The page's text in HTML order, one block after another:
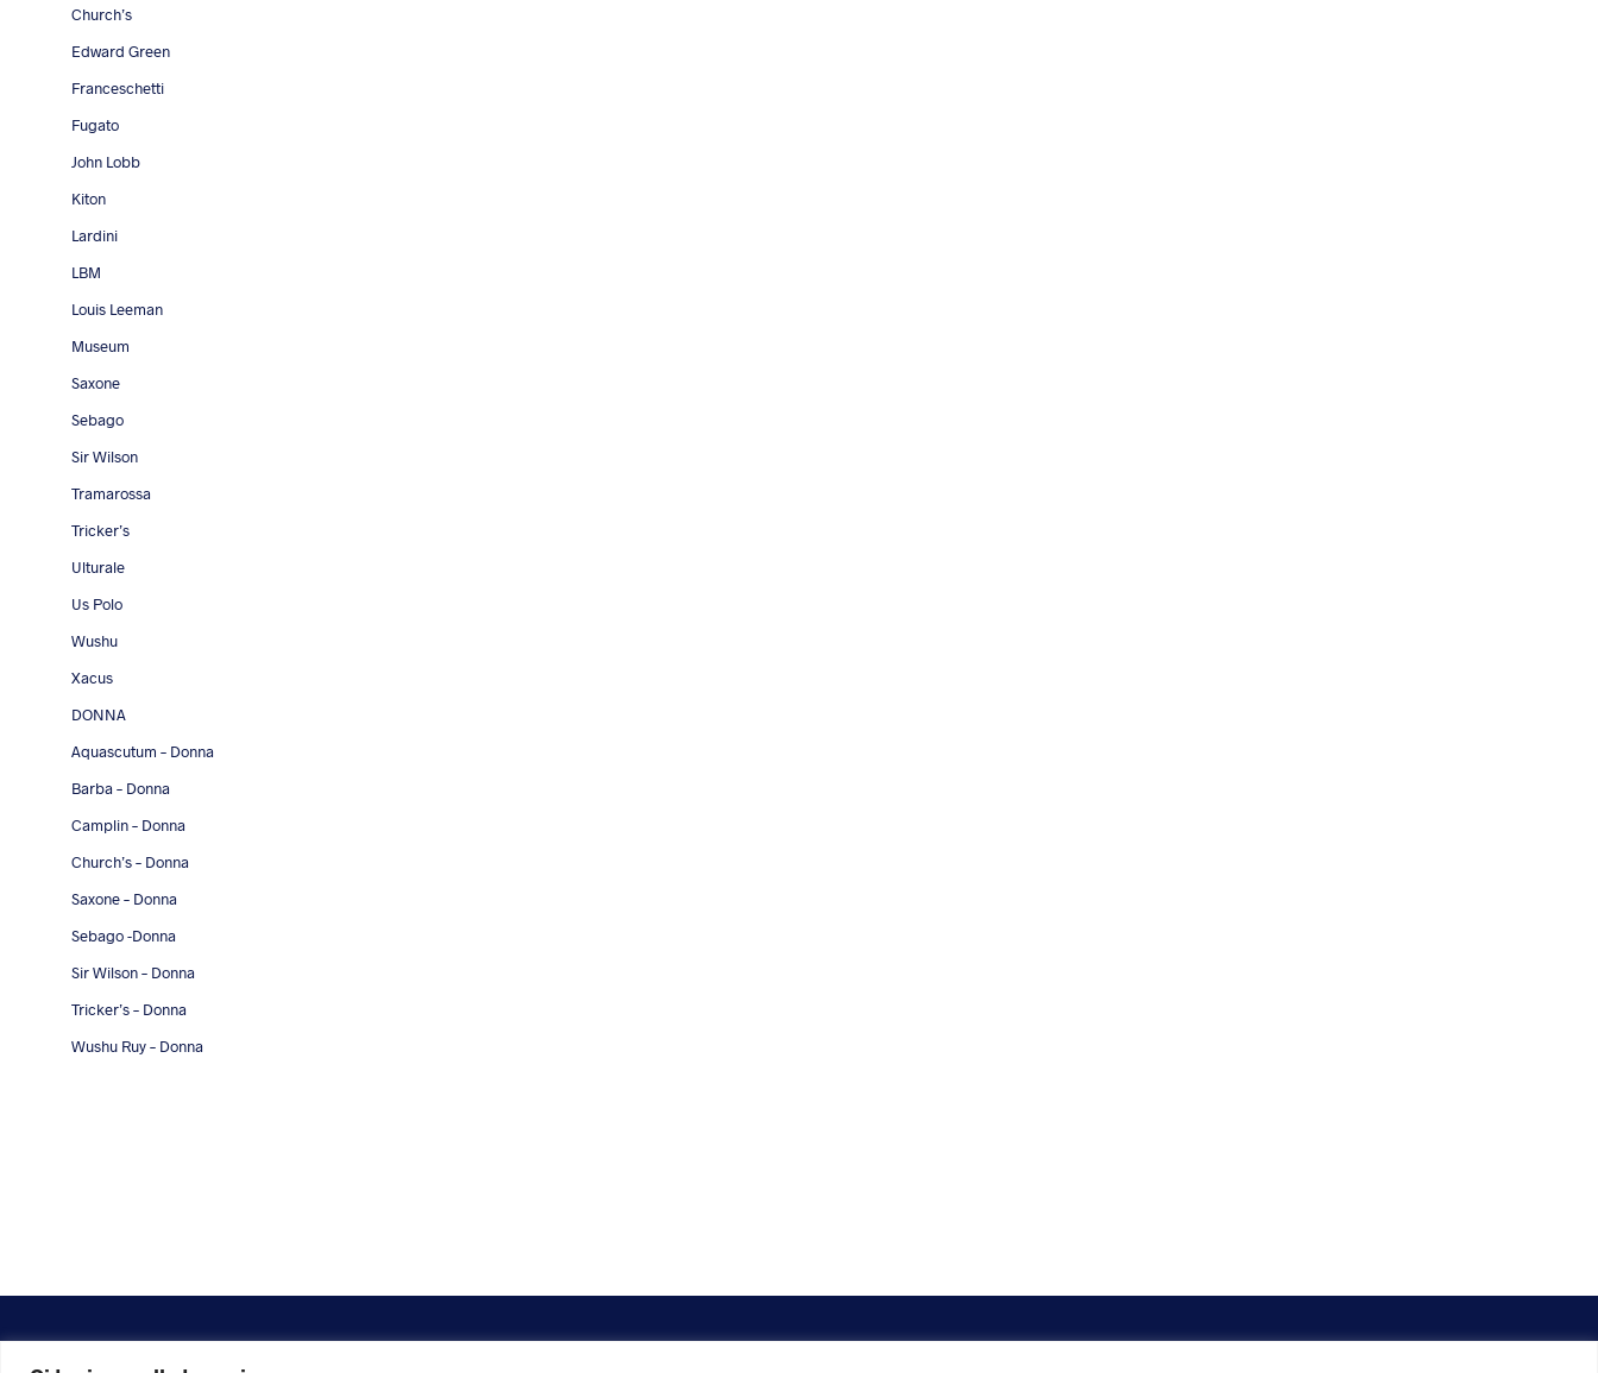
Church’s
Edward Green
Franceschetti
Fugato
John Lobb
Kiton
Lardini
LBM
Louis Leeman
Museum
Saxone
Sebago
Sir Wilson
Tramarossa
Tricker’s
Ulturale
Us Polo
Wushu
Xacus
DONNA
Aquascutum – Donna
Barba – Donna
Camplin – Donna
Church’s – Donna
Saxone – Donna
Sebago -Donna
Sir Wilson – Donna
Tricker’s – Donna
Wushu Ruy – Donna